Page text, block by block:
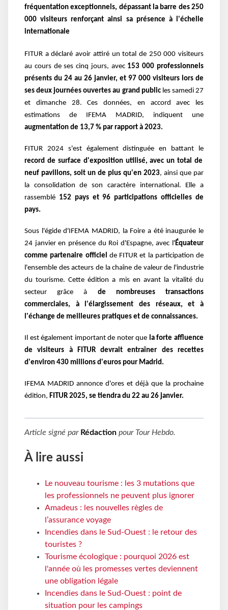
fréquentation exceptionnels, dépassant la barre des 250
000 visiteurs renforçant ainsi sa présence à l'échelle
internationale
FITUR a déclaré avoir attiré un total de 250 000 visiteurs
au cours de ses cinq jours, avec 153 000 professionnels
présents du 24 au 26 janvier, et 97 000 visiteurs lors de
ses deux journées ouvertes au grand publicles samedi 27
et dimanche 28. Ces données, en accord avec les
estimations de IFEMA MADRID, indiquent une
augmentation de 13,7 % par rapport à 2023.
FITUR 2024 s'est également distinguée en battant le
record de surface d'exposition utilisé, avec un total de
neuf pavillons, soit un de plus qu'en 2023, ainsi que par
la consolidation de son caractère international. Elle a
rassemblé 152 pays et 96 participations officielles de
pays.
Sous l'égide d'IFEMA MADRID, la Foire a été inaugurée le
24 janvier en présence du Roi d'Espagne, avec l'Équateur
comme partenaire officiel de FITUR et la participation de
l'ensemble des acteurs de la chaîne de valeur de l'industrie
du tourisme. Cette édition a mis en avant la vitalité du
secteur grâce à de nombreuses transactions
commerciales, à l'élargissement des réseaux, et à
l'échange de meilleures pratiques et de connaissances.
Il est également important de noter que la forte affluence
de visiteurs à FITUR devrait entraîner des recettes
d'environ 430 millions d'euros pour Madrid.
IFEMA MADRID annonce d'ores et déjà que la prochaine
édition, FITUR 2025, se tiendra du 22 au 26 janvier.
Article signé par Rédaction pour Tour Hebdo.
À lire aussi
Le nouveau tourisme : les 3 mutations que
les professionnels ne peuvent plus ignorer
Amadeus : les nouvelles règles de
l’assurance voyage
Incendies dans le Sud-Ouest : le retour des
touristes ?
Tourisme écologique : pourquoi 2026 est
l'année où les promesses vertes deviennent
une obligation légale
Incendies dans le Sud-Ouest : point de
situation pour les campings